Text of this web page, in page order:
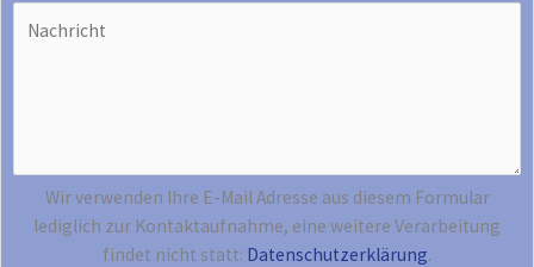
Wir verwenden Ihre E-Mail Adresse aus diesem Formular
lediglich zur Kontaktaufnahme, eine weitere Verarbeitung
findet nicht statt: Datenschutzerklärung.